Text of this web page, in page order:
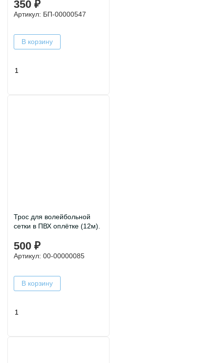
350 ₽
Артикул: БП-00000547
В корзину
Трос для волейбольной
сетки в ПВХ оплётке (12м).
500 ₽
Артикул: 00-00000085
В корзину